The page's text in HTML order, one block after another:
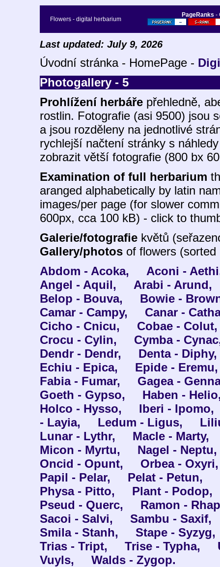
Flowers - digital herbarium
PageRanks -
Last updated: July 9, 2026
Úvodní stránka - HomePage -
Photogallery - 5
Prohlížení herbáře přehledně,
rostlin. Fotografie (asi 9500) jsou
a jsou rozděleny na jednotlivé
rychlejší načtení stránky s
zobrazit větší fotografie (800 bx
Examination of full herbarium
aranged alphabetically by latin
images/per page (for slower
600px, cca 100 kB) - click to
Galerie/fotografie květů
Gallery/photos of flowers
Abdom - Acoka,
Aconi -
Angel - Aquil,
Arabi - Arund,
Belop - Bouva,
Bowie -
Camar - Campy,
Canar -
Cicho - Cnicu,
Cobae - Colut,
Crocu - Cylin,
Cymba -
Dendr - Dendr,
Denta - Diphy,
Echiu - Epica,
Epide - Eremu,
Fabia - Fumar,
Gagea -
Goeth - Gypso,
Haben -
Holco - Hysso,
Iberi - Ipomo,
- Layia,
Ledum - Ligus,
Lunar - Lythr,
Macle - Marty,
Micon - Myrtu,
Nagel - Neptu,
Oncid - Opunt,
Orbea - Oxyri,
Papil - Pelar,
Pelat - Petun,
Physa - Pitto,
Plant - Podop,
Pseud - Querc,
Ramon -
Sacoi - Salvi,
Sambu - Saxif,
Smila - Stanh,
Stape - Syzyg,
Trias - Tript,
Trise - Typha,
Vuyls,
Walds - Zygop.